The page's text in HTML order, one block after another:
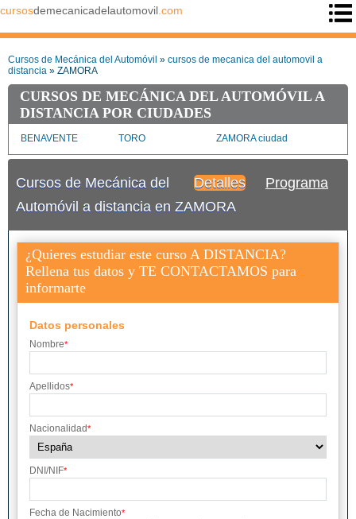
cursosdemecanicadelautomovil .com
Cursos de Mecánica del Automóvil » cursos de mecanica del automovil a
distancia » ZAMORA
CURSOS DE MECÁNICA DEL AUTOMÓVIL A
DISTANCIA POR CIUDADES
BENAVENTE TORO ZAMORA ciudad
Detalles Programa
Cursos de Mecánica del
Automóvil a distancia en ZAMORA
¿Quieres estudiar este curso A DISTANCIA?
Rellena tus datos y TE CONTACTAMOS para
informarte
Datos personales
Nombre*
Apellidos*
Nacionalidad*
DNI/NIF*
Fecha de Nacimiento*